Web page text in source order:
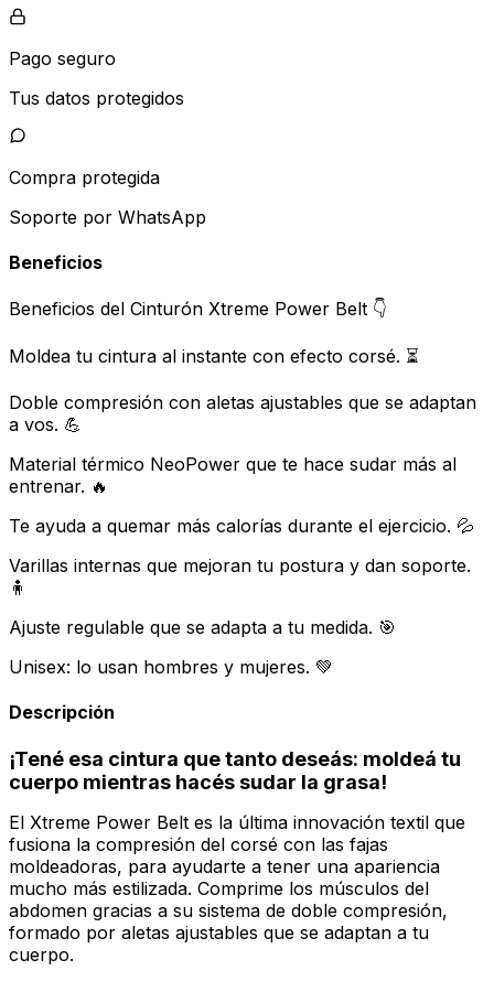
Pago seguro
Tus datos protegidos
Compra protegida
Soporte por WhatsApp
Beneficios
Beneficios del Cinturón Xtreme Power Belt 👇
Moldea tu cintura al instante con efecto corsé. ⏳
Doble compresión con aletas ajustables que se adaptan
a vos. 💪
Material térmico NeoPower que te hace sudar más al
entrenar. 🔥
Te ayuda a quemar más calorías durante el ejercicio. 💦
Varillas internas que mejoran tu postura y dan soporte.
🧍
Ajuste regulable que se adapta a tu medida. 🎯
Unisex: lo usan hombres y mujeres. 💚
Descripción
¡Tené esa cintura que tanto deseás: moldeá tu
cuerpo mientras hacés sudar la grasa!
El Xtreme Power Belt es la última innovación textil que
fusiona la compresión del corsé con las fajas
moldeadoras, para ayudarte a tener una apariencia
mucho más estilizada. Comprime los músculos del
abdomen gracias a su sistema de doble compresión,
formado por aletas ajustables que se adaptan a tu
cuerpo.